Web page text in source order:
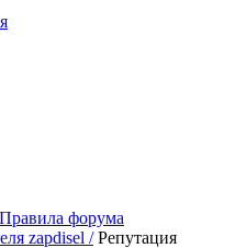
zapdisel / Репутация